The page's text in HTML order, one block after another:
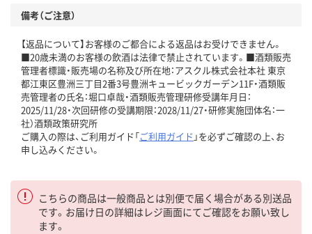
備考（ご注意）
【返品について】お客様のご都合による返品はお受けできません。
■20歳未満のお客様の飲酒は法律で禁止されています。■酒類販売
管理者標識・販売場の名称及び所在地：アスクル株式会社本社 東京
都江東区豊洲三丁目2番3号豊洲キュービックガーデン11F・酒類販
売管理者の氏名：堀口卓哉・酒類販売管理研修受講年月日：
2025/11/28・次回研修の受講期限：2028/11/27・研修実施団体名：一
社）酒類政策研究所
ご購入の際は、ご利用ガイド「ご利用ガイド 」を必ずご確認の上、お
申し込みください。
こちらの商品は一般商品とは別便で届く場合がある別送品
です。お届け日の詳細はレジ画面にてご確認をお願い致し
ます。